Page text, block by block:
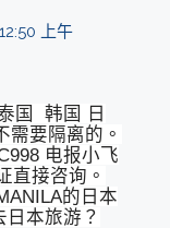
12:50 上午
国 韩国 日
需要隔离的。
电报小飞
直接咨询。
的日本
本旅游？